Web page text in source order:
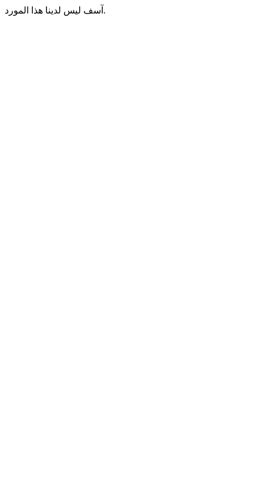
آسف ليس لدينا هذا المورد.